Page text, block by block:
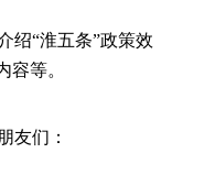
“淮五条”政策效
容等。
友们：